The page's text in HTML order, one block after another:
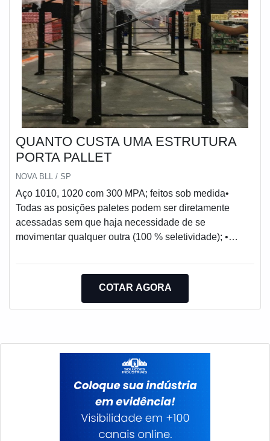
QUANTO CUSTA UMA ESTRUTURA
PORTA PALLET
NOVA BLL / SP
Aço 1010, 1020 com 300 MPA; feitos sob medida•
Todas as posições paletes podem ser diretamente
acessadas sem que haja necessidade de se
movimentar qualquer outra (100 % seletividade); •
unitizadas de diferentes características de tamanho,
compatível com a maioria dos equipamentos de
avariadas; • Montagem e desmontagem rápidas; •
Proteção das unidades de carga contra danos
causados por sobreposição.
COTAR AGORA